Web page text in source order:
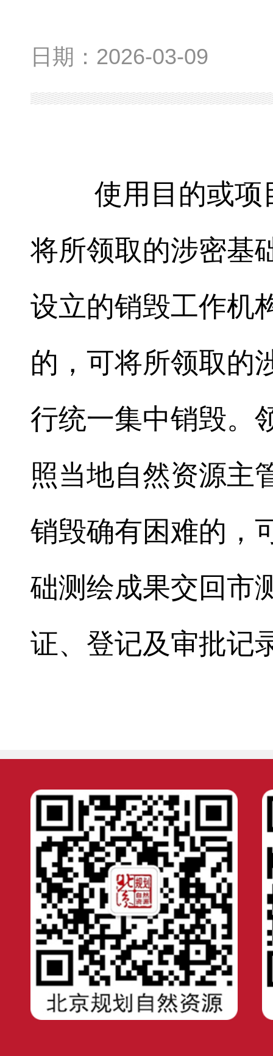
日期： 2026-03-09
使用目的或项
将所领取的涉密基
设立的销毁工作机
的，可将所领取的
行统一集中销毁。
照当地自然资源主
销毁确有困难的，
础测绘成果交回市
证、登记及审批记